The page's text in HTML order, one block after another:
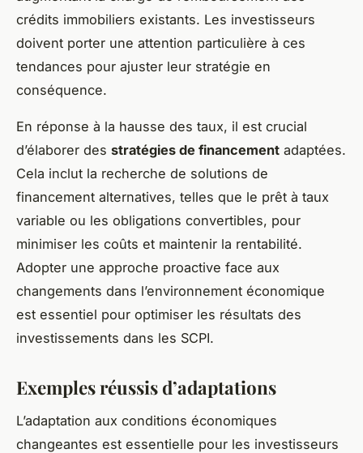
crédits immobiliers existants. Les investisseurs
doivent porter une attention particulière à ces
tendances pour ajuster leur stratégie en
conséquence.
En réponse à la hausse des taux, il est crucial
d’élaborer des stratégies de financement adaptées.
Cela inclut la recherche de solutions de
financement alternatives, telles que le prêt à taux
variable ou les obligations convertibles, pour
minimiser les coûts et maintenir la rentabilité.
Adopter une approche proactive face aux
changements dans l’environnement économique
est essentiel pour optimiser les résultats des
investissements dans les SCPI.
Exemples réussis d’adaptations
L’adaptation aux conditions économiques
changeantes est essentielle pour les investisseurs